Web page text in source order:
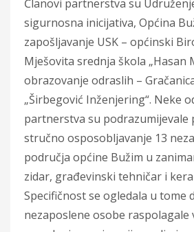
Članovi partnerstva su
sigurnosna inicijativa, Općina
zapošljavanje USK – općinski
Mješovita srednja škola „Hasan
obrazovanje odraslih –
„Širbegović Inženjering“. Neke
partnerstva su podrazumijevale
stručno osposobljavanje 13
područja općine Bužim u
zidar, građevinski tehničar i
Specifičnost se ogledala u tome
nezaposlene osobe raspolagale